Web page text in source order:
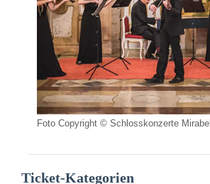
Foto Copyright © Schlosskonzerte Mirabell
Ticket-Kategorien